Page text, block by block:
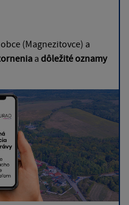
(Magnezitovce) a
a dôležité oznamy